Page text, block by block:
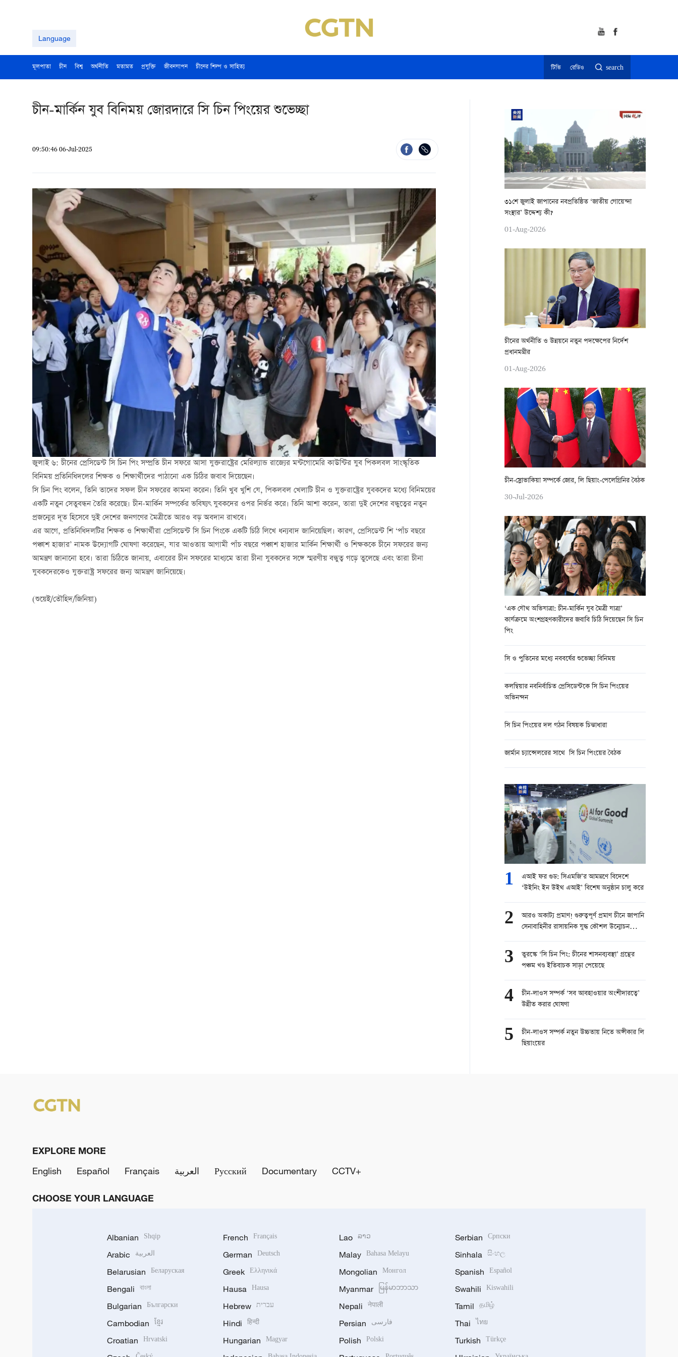
Language
মূলপাতা চীন বিশ্ব অর্থনীতি মতামত প্রযুক্তি জীবনযাপন চীনের শিল্প ও সাহিত্য টিভি রেডিও search
চীন-মার্কিন যুব বিনিময় জোরদারে সি চিন পিংয়ের শুভেচ্ছা
09:50:46 06-Jul-2025
জুলাই ৬: চীনের প্রেসিডেন্ট সি চিন পিং সম্প্রতি চীন সফরে আসা যুক্তরাষ্ট্রের মেরিল্যান্ড রাজ্যের মন্টগোমেরি কাউন্টির যুব পিকলবল সাংস্কৃতিক
বিনিময় প্রতিনিধিদলের শিক্ষক ও শিক্ষার্থীদের পাঠানো এক চিঠির জবাব দিয়েছেন।
সি চিন পিং বলেন, তিনি তাদের সফল চীন সফরের কামনা করেন। তিনি খুব খুশি যে, পিকলবল খেলাটি চীন ও যুক্তরাষ্ট্রের যুবকদের মধ্যে বিনিময়ের
একটি নতুন সেতুবন্ধন তৈরি করেছে। চীন-মার্কিন সম্পর্কের ভবিষ্যৎ যুবকদের ওপর নির্ভর করে। তিনি আশা করেন, তারা দুই দেশের বন্ধুত্বের নতুন
প্রজন্মের দূত হিসেবে দুই দেশের জনগণের মৈত্রীতে আরও বড় অবদান রাখবে।
এর আগে, প্রতিনিধিদলটির শিক্ষক ও শিক্ষার্থীরা প্রেসিডেন্ট সি চিন পিংকে একটি চিঠি লিখে ধন্যবাদ জানিয়েছিল। কারণ, প্রেসিডেন্ট শি ‘পাঁচ বছরে
পঞ্চাশ হাজার’ নামক উদ্যোগটি ঘোষণা করেছেন, যার আওতায় আগামী পাঁচ বছরে পঞ্চাশ হাজার মার্কিন শিক্ষার্থী ও শিক্ষককে চীনে সফরের জন্য
আমন্ত্রণ জানানো হবে। তারা চিঠিতে জানায়, এবারের চীন সফরের মাধ্যমে তারা চীনা যুবকদের সঙ্গে স্মরণীয় বন্ধুত্ব গড়ে তুলেছে এবং তারা চীনা
যুবকদেরকেও যুক্তরাষ্ট্র সফরের জন্য আমন্ত্রণ জানিয়েছে।
(শুয়েই/তৌহিদ/জিনিয়া)
৩১শে জুলাই জাপানের নবপ্রতিষ্ঠিত ‘জাতীয় গোয়েন্দা
সংস্থার’ উদ্দেশ্য কী?
01-Aug-2026
চীনের অর্থনীতি ও উন্নয়নে নতুন পদক্ষেপের নির্দেশ
প্রধানমন্ত্রীর
01-Aug-2026
চীন-স্লোভাকিয়া সম্পর্কে জোর, লি ছিয়াং-পেলেগ্রিনির বৈঠক
30-Jul-2026
‘এক যৌথ অভিযাত্রা: চীন-মার্কিন যুব মৈত্রী যাত্রা’
কার্যক্রমে অংশগ্রহণকারীদের জবাবি চিঠি দিয়েছেন সি চিন
পিং
সি ও পুতিনের মধ্যে নববর্ষের শুভেচ্ছা বিনিময়
কলম্বিয়ার নবনির্বাচিত প্রেসিডেন্টকে সি চিন পিংয়ের
অভিনন্দন
সি চিন পিংয়ের দল গঠন বিষয়ক চিন্তাধারা
জার্মান চ্যান্সেলরের সাথে সি চিন পিংয়ের বৈঠক
1
এআই ফর গুড: সিএমজি’র আমন্ত্রণে বিদেশে
‘উইনিং ইন উইথ এআই’ বিশেষ অনুষ্ঠান চালু করে
2
আরও অকাট্য প্রমাণ! গুরুত্বপূর্ণ প্রমাণ চীনে জাপানি
সেনাবাহিনীর রাসায়নিক যুদ্ধ কৌশল উন্মোচন
3
তুরস্কে ‘সি চিন পিং: চীনের শাসনব্যবস্থা’ গ্রন্থের
পঞ্চম খণ্ড ইতিবাচক সাড়া পেয়েছে
4
চীন-লাওস সম্পর্ক ‘সব আবহাওয়ার অংশীদারত্বে’
উন্নীত করার ঘোষণা
5
চীন-লাওস সম্পর্ক নতুন উচ্চতায় নিতে অঙ্গীকার লি
ছিয়াংয়ের
EXPLORE MORE
English
Español Français العربية Русский Documentary CCTV+
CHOOSE YOUR LANGUAGE
Albanian Shqip
Arabic العربية
Belarusian Беларуская
Bengali বাংলা
Bulgarian Български
Cambodian ខ្មែរ
Croatian Hrvatski
French Français
German Deutsch
Greek Ελληνικά
Hausa Hausa
Hebrew עברית
Hindi हिन्दी
Hungarian Magyar
Lao ລາວ
Malay Bahasa Melayu
Mongolian Монгол
Myanmar မြန်မာဘာသာ
Nepali नेपाली
Persian فارسی
Polish Polski
Serbian Српски
Sinhala සිංහල
Spanish Español
Swahili Kiswahili
Tamil தமிழ்
Thai ไทย
Turkish Türkçe